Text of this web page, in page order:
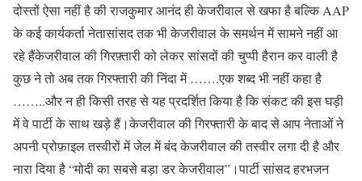
दोस्तों ऐसा नहीं है की राजकुमार आनंद ही केजरीवाल से खफा है बल्कि AAP
के कई कार्यकर्ता नेतासांसद तक भी केजरीवाल के समर्थन में सामने नहीं आ
रहे हैंकेजरीवाल की गिरफ़्तारी को लेकर सांसदों की चुप्पी हैरान कर वाली है
कुछ ने तो अब तक गिरफ्तारी की निंदा में …….एक शब्द भी नहीं कहा है
……..और न ही किसी तरह से यह प्रदर्शित किया है कि संकट की इस घड़ी
में वे पार्टी के साथ खड़े हैं।केजरीवाल की गिरफ्तारी के बाद से आप नेताओं ने
अपनी प्रोफ़ाइल तस्वीरों में जेल में बंद केजरीवाल की तस्वीर लगा दी है और
नारा दिया है “मोदी का सबसे बड़ा डर केजरीवाल”।पार्टी सांसद हरभजन